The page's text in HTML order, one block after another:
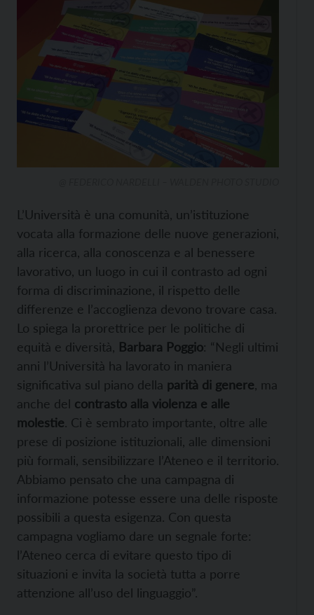
L’Università è una comunità, un’istituzione
vocata alla formazione delle nuove generazioni,
alla ricerca, alla conoscenza e al benessere
lavorativo, un luogo in cui il contrasto ad ogni
forma di discriminazione, il rispetto delle
differenze e l’accoglienza devono trovare casa.
Lo spiega la prorettrice per le politiche di
equità e diversità, Barbara Poggio: “Negli ultimi
anni l’Università ha lavorato in maniera
significativa sul piano della parità di genere , ma
anche del contrasto alla violenza e alle
molestie. Ci è sembrato importante, oltre alle
prese di posizione istituzionali, alle dimensioni
più formali, sensibilizzare l’Ateneo e il territorio.
Abbiamo pensato che una campagna di
informazione potesse essere una delle risposte
possibili a questa esigenza. Con questa
campagna vogliamo dare un segnale forte:
l’Ateneo cerca di evitare questo tipo di
situazioni e invita la società tutta a porre
attenzione all’uso del linguaggio”.